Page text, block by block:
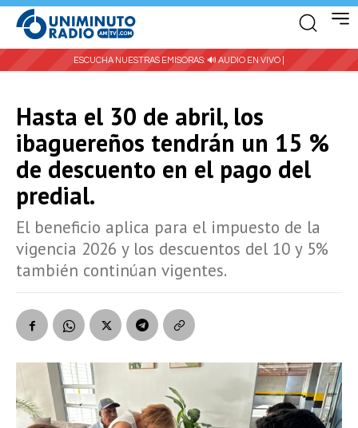
ESCUCHA NUESTRAS EMISORAS: 🔊 AUDIO EN VIVO |
Hasta el 30 de abril, los
ibaguereños tendrán un 15 %
de descuento en el pago del
predial.
El beneficio aplica para el impuesto de la
vigencia 2026 y los descuentos del 10 y 5%
también continúan vigentes.